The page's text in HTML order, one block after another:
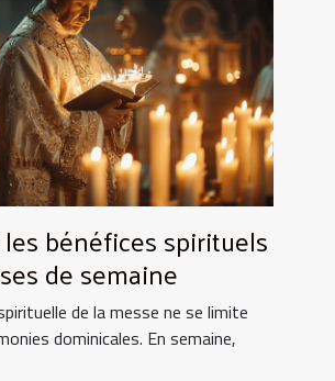
bénéfices spirituels
de semaine
de la messe ne se limite
dominicales. En semaine,